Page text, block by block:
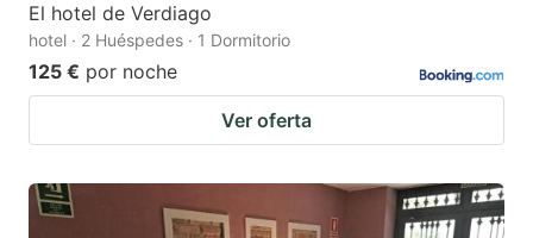
El hotel de Verdiago
hotel · 2 Huéspedes · 1 Dormitorio
125 € por noche
Ver oferta